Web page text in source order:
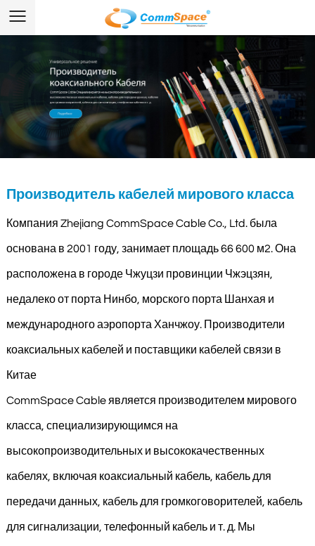
Производитель кабелей мирового класса
Компания Zhejiang CommSpace Cable Co., Ltd. была
основана в 2001 году, занимает площадь 66 600 м2. Она
расположена в городе Чжуцзи провинции Чжэцзян,
недалеко от порта Нинбо, морского порта Шанхая и
международного аэропорта Ханчжоу. Производители
коаксиальных кабелей и поставщики кабелей связи в
Китае
CommSpace Cable является производителем мирового
класса, специализирующимся на
высокопроизводительных и высококачественных
кабелях, включая коаксиальный кабель, кабель для
передачи данных, кабель для громкоговорителей, кабель
для сигнализации, телефонный кабель и т. д. Мы